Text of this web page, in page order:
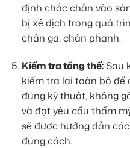
định chắc chắn vào
bị xê dịch trong quá
chân ga, chân phanh.
Kiểm tra tổng thể:Sau
kiểm tra lại toàn bộ
đúng kỹ thuật, không
và đạt yêu cầu thẩm
sẽ được hướng dẫn
đúng cách.